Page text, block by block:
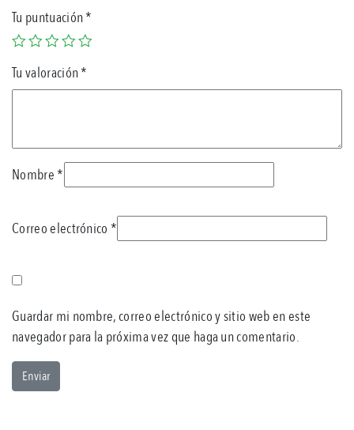
Tu puntuación*
Tu valoración*
Nombre*
Correo electrónico*
Guardar mi nombre, correo electrónico y sitio web en este
navegador para la próxima vez que haga un comentario.